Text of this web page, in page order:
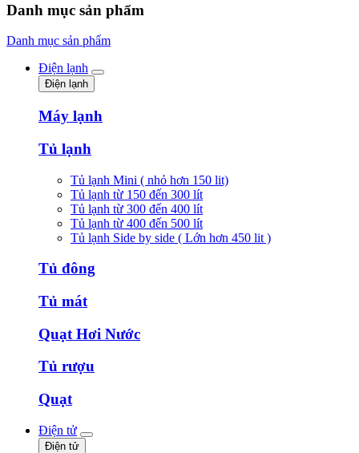
Danh mục sản phẩm
Danh mục sản phẩm
Điện lạnh
Điện lạnh
Máy lạnh
Tủ lạnh
Tủ lạnh Mini ( nhỏ hơn 150 lit)
Tủ lạnh từ 150 đến 300 lít
Tủ lạnh từ 300 đến 400 lít
Tủ lạnh từ 400 đến 500 lít
Tủ lạnh Side by side ( Lớn hơn 450 lit )
Tủ đông
Tủ mát
Quạt Hơi Nước
Tủ rượu
Quạt
Điện tử
Điện tử